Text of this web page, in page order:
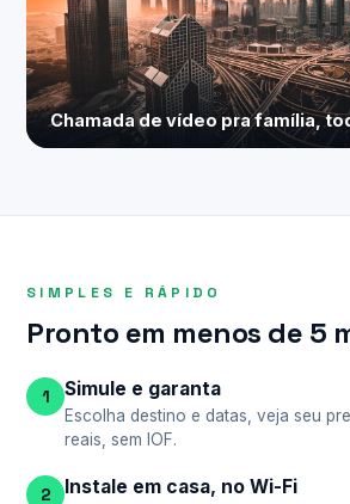
Chamada de vídeo pra família,
SIMPLES E RÁPIDO
Pronto em menos de 5
1 Simule e garanta
Escolha destino e datas, veja seu
reais, sem IOF.
2 Instale em casa, no Wi-Fi